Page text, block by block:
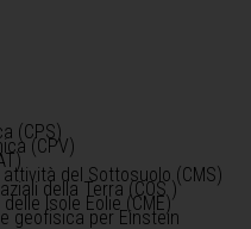
(CPS)
(CPV)
del Sottosuolo (CMS)
della Terra (COS )
Isole Eolie (CME)
geofisica per Einstein